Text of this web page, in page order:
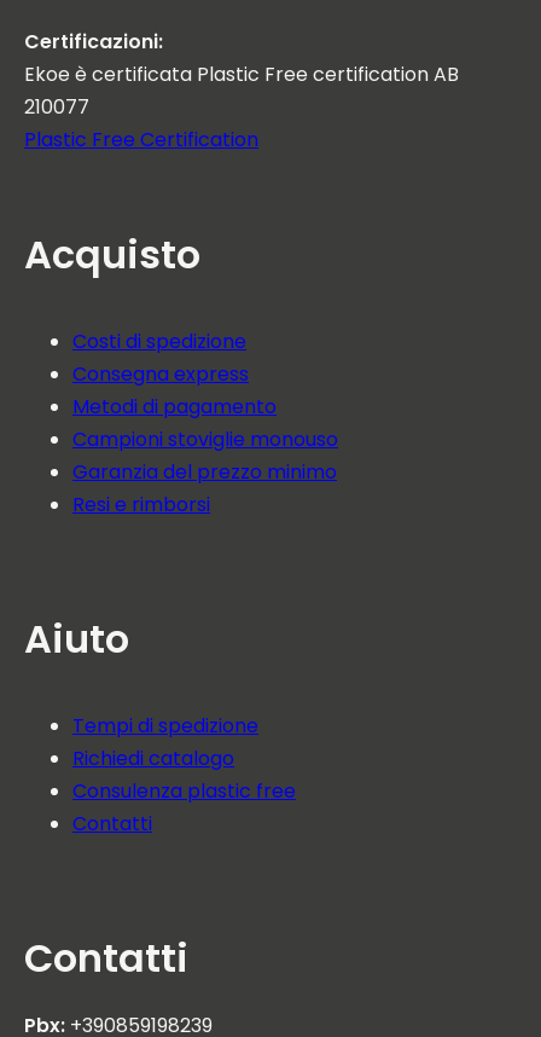
Certificazioni:
Ekoe è certificata Plastic Free certification AB
210077
Plastic Free Certification
Acquisto
Costi di spedizione
Consegna express
Metodi di pagamento
Campioni stoviglie monouso
Garanzia del prezzo minimo
Resi e rimborsi
Aiuto
Tempi di spedizione
Richiedi catalogo
Consulenza plastic free
Contatti
Contatti
Pbx: +390859198239